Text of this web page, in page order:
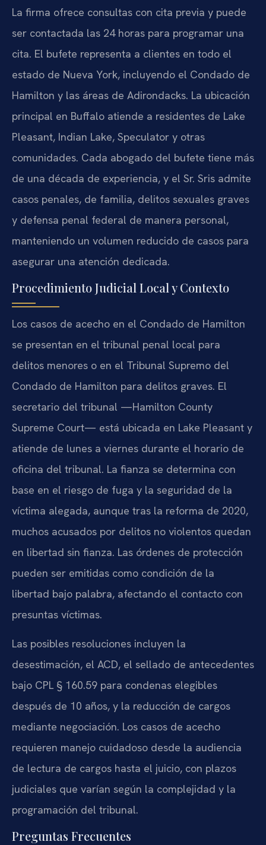
La firma ofrece consultas con cita previa y puede
ser contactada las 24 horas para programar una
cita. El bufete representa a clientes en todo el
estado de Nueva York, incluyendo el Condado de
Hamilton y las áreas de Adirondacks. La ubicación
principal en Buffalo atiende a residentes de Lake
Pleasant, Indian Lake, Speculator y otras
comunidades. Cada abogado del bufete tiene más
de una década de experiencia, y el Sr. Sris admite
casos penales, de familia, delitos sexuales graves
y defensa penal federal de manera personal,
manteniendo un volumen reducido de casos para
asegurar una atención dedicada.
Procedimiento Judicial Local y Contexto
Los casos de acecho en el Condado de Hamilton
se presentan en el tribunal penal local para
delitos menores o en el Tribunal Supremo del
Condado de Hamilton para delitos graves. El
secretario del tribunal —Hamilton County
Supreme Court— está ubicada en Lake Pleasant y
atiende de lunes a viernes durante el horario de
oficina del tribunal. La fianza se determina con
base en el riesgo de fuga y la seguridad de la
víctima alegada, aunque tras la reforma de 2020,
muchos acusados por delitos no violentos quedan
en libertad sin fianza. Las órdenes de protección
pueden ser emitidas como condición de la
libertad bajo palabra, afectando el contacto con
presuntas víctimas.
Las posibles resoluciones incluyen la
desestimación, el ACD, el sellado de antecedentes
bajo CPL § 160.59 para condenas elegibles
después de 10 años, y la reducción de cargos
mediante negociación. Los casos de acecho
requieren manejo cuidadoso desde la audiencia
de lectura de cargos hasta el juicio, con plazos
judiciales que varían según la complejidad y la
programación del tribunal.
Preguntas Frecuentes